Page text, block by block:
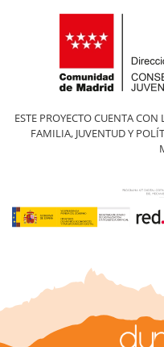
ESTE PROYECTO CUENTA
FAMILIA, JUVENTUD Y